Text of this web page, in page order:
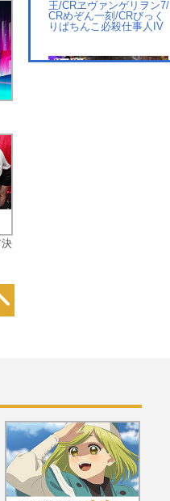
王/CRヱヴァンゲリヲン7/
CRめぞん一刻/CRびっく
りぱちんこ必殺仕事人IV
#8 CRフィーバー覇王伝
零/押忍！番長2/パチスロ
鉄拳2nd